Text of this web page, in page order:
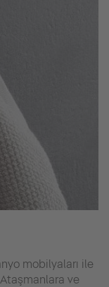
mobilyaları ile
ve